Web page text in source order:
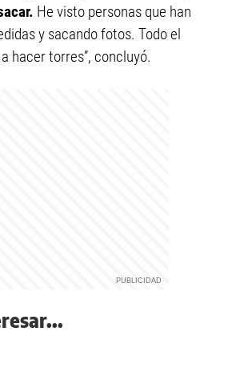
He visto personas que han
y sacando fotos. Todo el
hacer torres”, concluyó.